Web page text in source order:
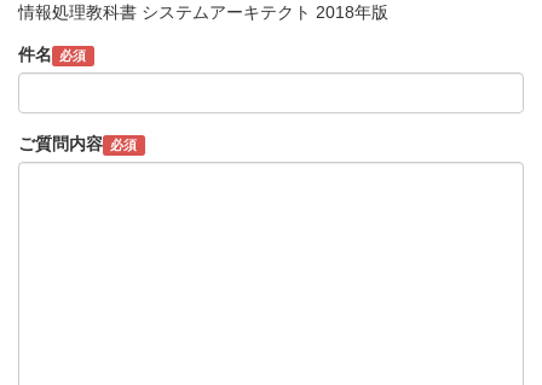
情報処理教科書 システムアーキテクト 2018年版
件名 必須
ご質問内容 必須